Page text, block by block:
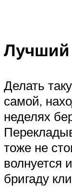
Лучший
Делать
самой,
неделях
тоже не
волнуется
бригаду